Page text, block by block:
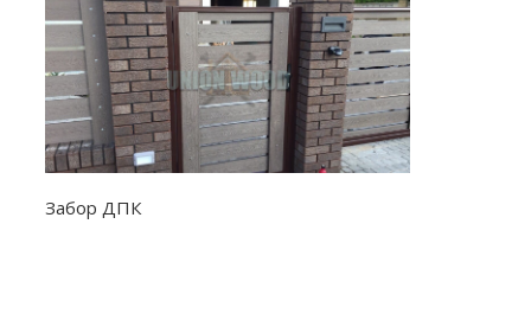
Забор ДПК